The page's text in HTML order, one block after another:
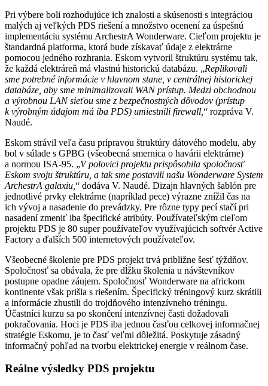
Pri výbere boli rozhodujúce ich znalosti a skúsenosti s integráciou
malých aj veľkých PDS riešení a množstvo ocenení za úspešnú
implementáciu systému ArchestrA Wonderware. Cieľom projektu je
štandardná platforma, ktorá bude získavať údaje z elektrárne
pomocou jedného rozhrania. Eskom vytvoril štruktúru systému tak,
že každá elektráreň má vlastnú historickú databázu. „Replikovali
sme potrebné informácie v hlavnom stane, v centrálnej historickej
databáze, aby sme minimalizovali WAN prístup. Medzi obchodnou
a výrobnou LAN sieťou sme z bezpečnostných dôvodov (prístup
k výrobným údajom má iba PDS) umiestnili firewall, “ rozpráva V.
Naudé.
Eskom strávil veľa času prípravou štruktúry dátového modelu, aby
bol v súlade s GPBG (všeobecná smernica o havárii elektrárne)
a normou ISA-95. „V polovici projektu prispôsobila spoločnosť
Eskom svoju štruktúru, a tak sme postavili našu Wonderware System
ArchestrA galaxiu, “ dodáva V. Naudé. Dizajn hlavných šablón pre
jednotlivé prvky elektrárne (napríklad pece) výrazne znížil čas na
ich vývoj a nasadenie do prevádzky. Pre rôzne typy pecí stačí pri
nasadení zmeniť iba špecifické atribúty. Používateľským cieľom
projektu PDS je 80 super používateľov využívajúcich softvér Active
Factory a ďalších 500 internetových používateľov.
Všeobecné školenie pre PDS projekt trvá približne šesť týždňov.
Spoločnosť sa obávala, že pre dĺžku školenia u návštevníkov
postupne opadne záujem. Spoločnosť Wonderware na africkom
kontinente však prišla s riešením. Špecifický tréningový kurz skrátili
a informácie zhustili do trojdňového intenzívneho tréningu.
Účastníci kurzu sa po skončení intenzívnej časti dožadovali
pokračovania. Hoci je PDS iba jednou časťou celkovej informačnej
stratégie Eskomu, je to časť veľmi dôležitá. Poskytuje zásadný
informačný pohľad na tvorbu elektrickej energie v reálnom čase.
Reálne výsledky PDS projektu